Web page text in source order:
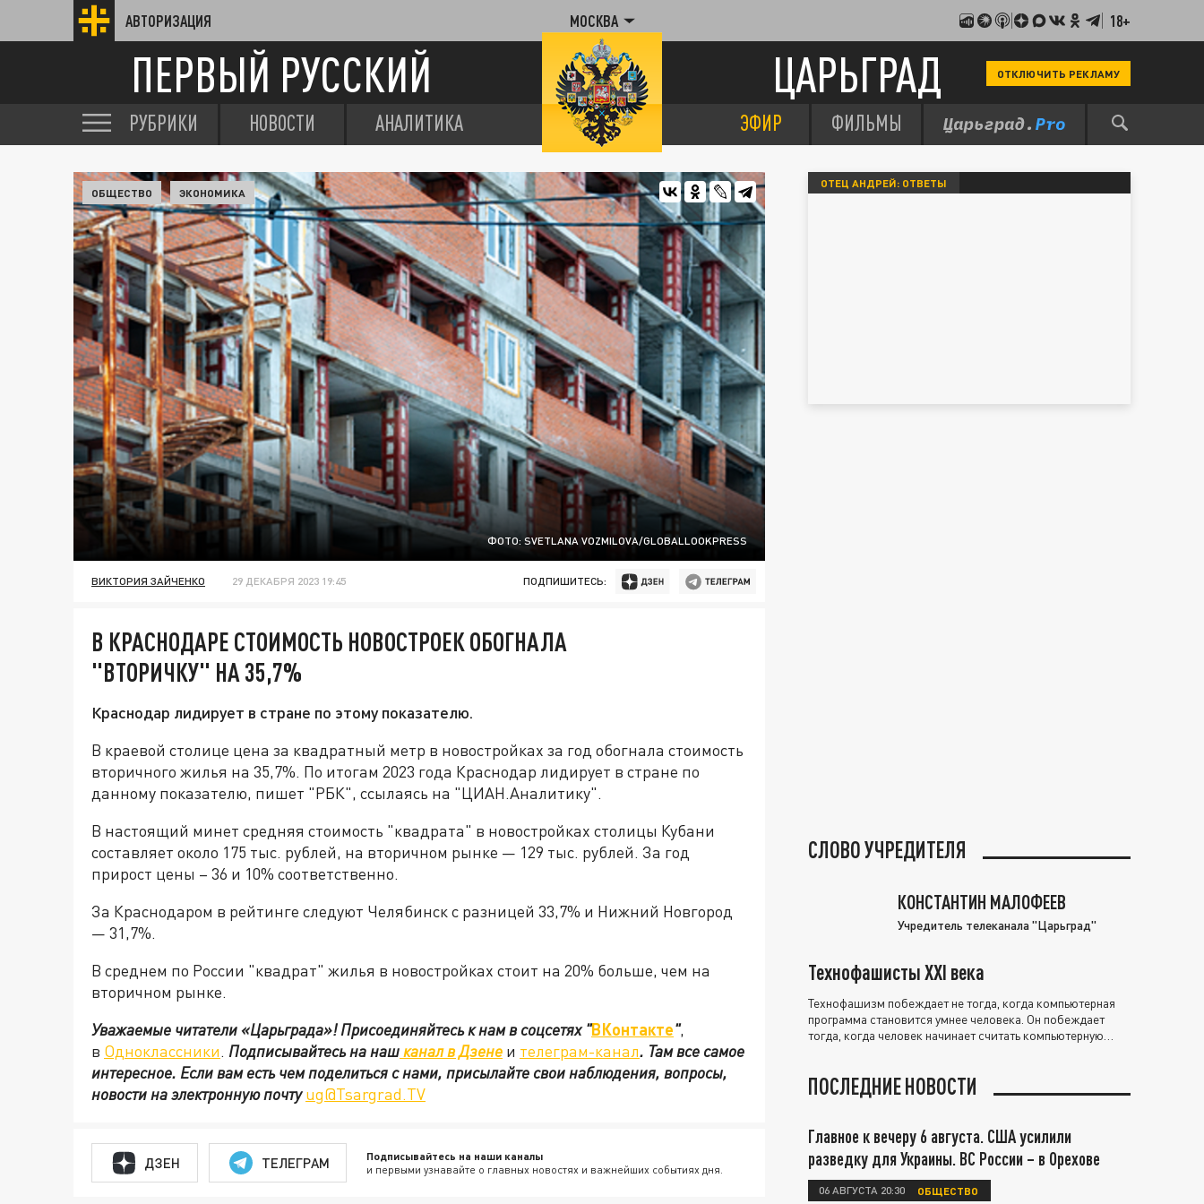
АВТОРИЗАЦИЯ МОСКВА 18+
ПЕРВЫЙ РУССКИЙ ЦАРЬГРАД ОТКЛЮЧИТЬ РЕКЛАМУ
РУБРИКИ НОВОСТИ АНАЛИТИКА ЭФИР ФИЛЬМЫ
ФОТО: SVETLANA VOZMILOVA/GLOBALLOOKPRESS
ОБЩЕСТВО ЭКОНОМИКА
ВИКТОРИЯ ЗАЙЧЕНКО 29 ДЕКАБРЯ 2023 19:45 ПОДПИШИТЕСЬ:
В КРАСНОДАРЕ СТОИМОСТЬ НОВОСТРОЕК ОБОГНАЛА
"ВТОРИЧКУ" НА 35,7%
Краснодар лидирует в стране по этому показателю.
В краевой столице цена за квадратный метр в новостройках за год обогнала стоимость
вторичного жилья на 35,7%. По итогам 2023 года Краснодар лидирует в стране по
данному показателю, пишет "РБК", ссылаясь на "ЦИАН.Аналитику".
В настоящий минет средняя стоимость "квадрата" в новостройках столицы Кубани
составляет около 175 тыс. рублей, на вторичном рынке — 129 тыс. рублей. За год
прирост цены – 36 и 10% соответственно.
За Краснодаром в рейтинге следуют Челябинск с разницей 33,7% и Нижний Новгород
— 31,7%.
В среднем по России "квадрат" жилья в новостройках стоит на 20% больше, чем на
вторичном рынке.
Уважаемые читатели «Царьграда»!Присоединяйтесь к нам в соцсетях"ВКонтакте",
в Одноклассники. Подписывайтесь на нашканал в Дзене и телеграм-канал. Там все самое
интересное. Если вам есть чем поделиться с нами, присылайте свои наблюдения, вопросы,
новости на электронную почтуug@Tsargrad.TV
ДЗЕН ТЕЛЕГРАМ Подписывайтесь на наши каналы
и первыми узнавайте о главных новостях и важнейших событиях дня.
ОТЕЦ АНДРЕЙ: ОТВЕТЫ
СЛОВО УЧРЕДИТЕЛЯ
КОНСТАНТИН МАЛОФЕЕВ
Учредитель телеканала "Царьград"
Технофашисты XXI века
Технофашизм побеждает не тогда, когда компьютерная
программа становится умнее человека. Он побеждает
тогда, когда человек начинает считать компьютерную
ПОСЛЕДНИЕ НОВОСТИ
Главное к вечеру 6 августа. США усилили
разведку для Украины. ВС России – в Орехове
06 АВГУСТА 20:30 ОБЩЕСТВО